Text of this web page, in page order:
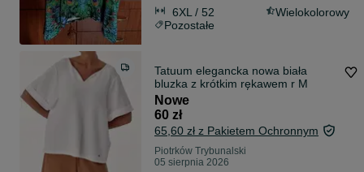
6XL / 52
Wielokolorowy
Pozostałe
Tatuum elegancka nowa biała
bluzka z krótkim rękawem r M
Nowe
60 zł
65,60 zł z Pakietem Ochronnym
Piotrków Trybunalski
05 sierpnia 2026